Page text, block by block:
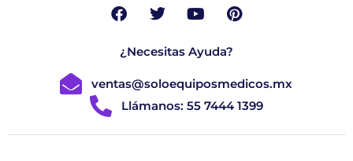
¿Necesitas Ayuda?
ventas@soloequiposmedicos.mx
Llámanos: 55 7444 1399